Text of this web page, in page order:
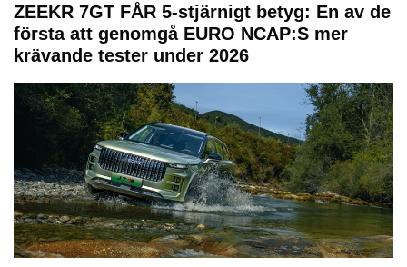
ZEEKR 7GT FÅR 5-stjärnigt betyg: En av de
första att genomgå EURO NCAP:S mer
krävande tester under 2026